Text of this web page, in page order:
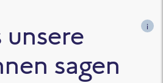
unsere
sagen
i